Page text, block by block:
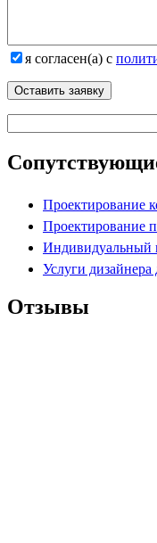
я согласен(а) с
Проектирование
Проектирование
Индивидуальный
Услуги
Отзывы